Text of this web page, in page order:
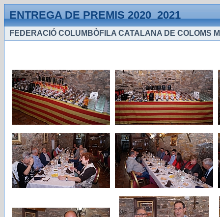
ENTREGA DE PREMIS 2020_2021
FEDERACIÓ COLUMBÒFILA CATALANA DE COLOMS